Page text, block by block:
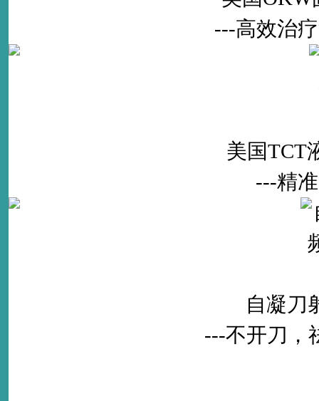
---高效治
美国TCT
---精
自凝刀
---不开刀，